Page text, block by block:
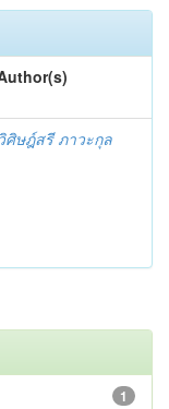
วิศิษฎ์สรี ภาวะกุล
1